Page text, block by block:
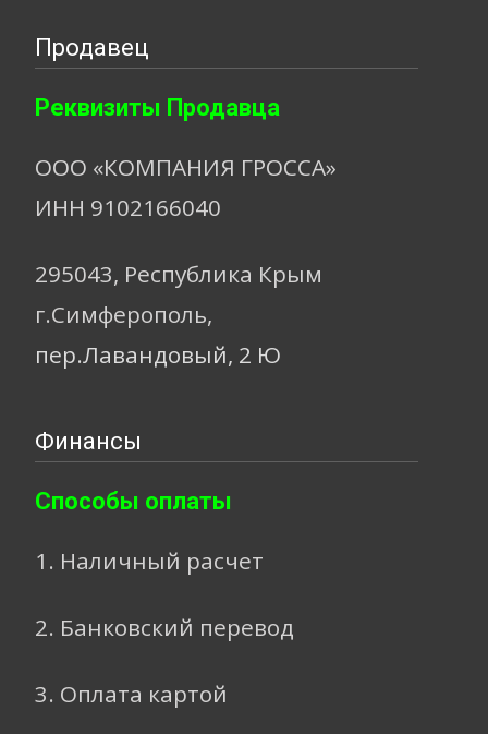
Продавец
Реквизиты Продавца
ООО «КОМПАНИЯ ГРОССА»
ИНН 9102166040
295043, Республика Крым
г.Симферополь,
пер.Лавандовый, 2 Ю
Финансы
Способы оплаты
1. Наличный расчет
2. Банковский перевод
3. Оплата картой